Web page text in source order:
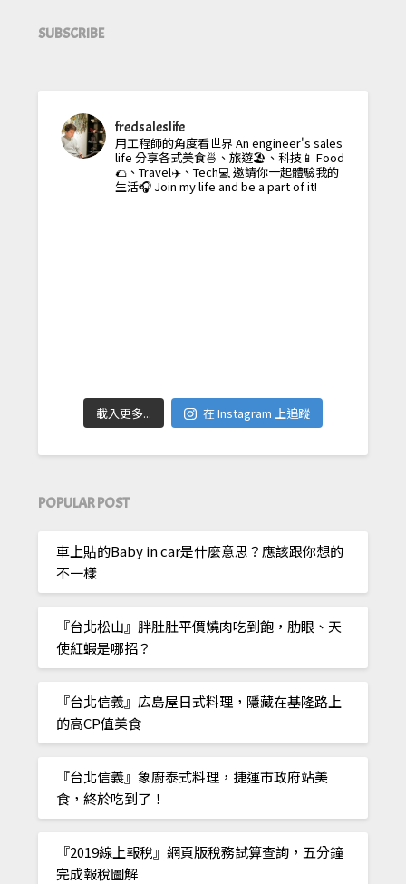
SUBSCRIBE
fredsaleslife
用工程師的角度看世界 An engineer's sales
life 分享各式美食🍜、旅遊🏖️、科技📱 Food
🌮、Travel✈️、Tech💻邀請你一起體驗我的
生活🎧 Join my life and be a part of it!
載入更多... 在 Instagram 上追蹤
POPULAR POST
車上貼的Baby in car是什麼意思？應該跟你想的
不一樣
『台北松山』胖肚肚平價燒肉吃到飽，肋眼、天
使紅蝦是哪招？
『台北信義』広島屋日式料理，隱藏在基隆路上
的高CP值美食
『台北信義』象廚泰式料理，捷運市政府站美
食，終於吃到了！
『2019線上報稅』網頁版稅務試算查詢，五分鐘
完成報稅圖解